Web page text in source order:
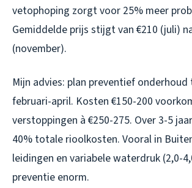
vetophoping zorgt voor 25% meer
Gemiddelde prijs stijgt van €210 (juli)
(november).
Mijn advies: plan preventief onderhoud
februari-april. Kosten €150-200
verstoppingen à €250-275. Over 3-5
40% totale rioolkosten. Vooral in
leidingen en variabele waterdruk (2,0-
preventie enorm.